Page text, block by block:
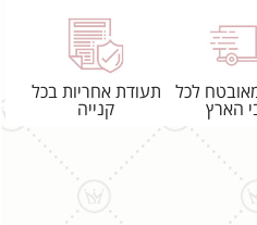
לכל
הארץ
תעודת אחריות בכל
קנייה